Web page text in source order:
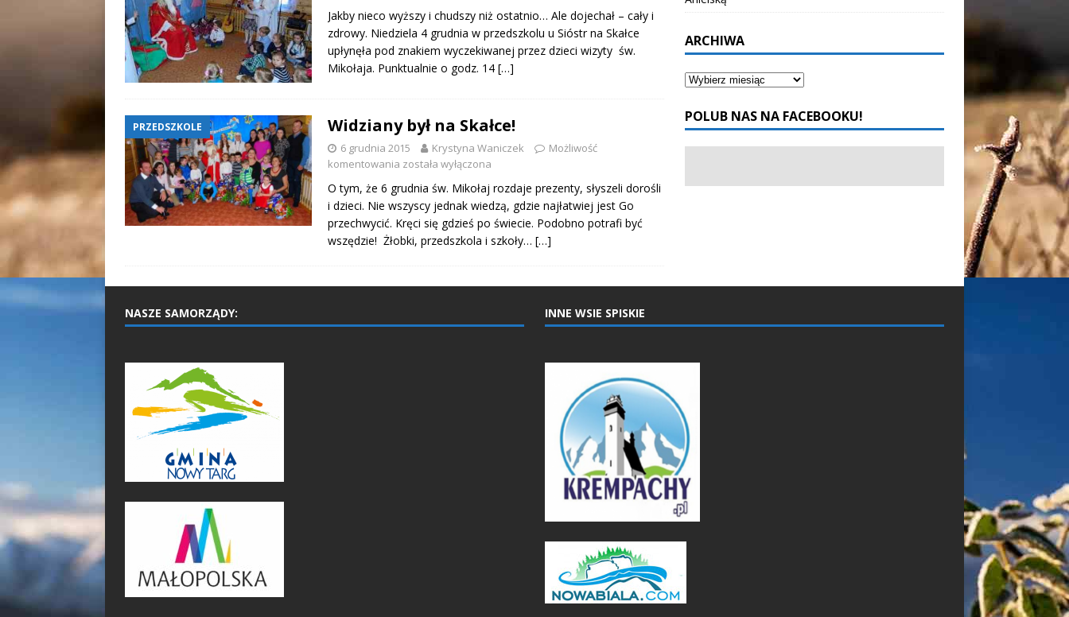
Jakby nieco wyższy i chudszy niż ostatnio… Ale dojechał – cały i
zdrowy. Niedziela 4 grudnia w przedszkolu u Sióstr na Skałce
upłynęła pod znakiem wyczekiwanej przez dzieci wizyty św.
Mikołaja. Punktualnie o godz. 14 […]
PRZEDSZKOLE Widziany był na Skałce!
6 grudnia 2015 Krystyna Waniczek
Możliwość
komentowania została wyłączona
O tym, że 6 grudnia św. Mikołaj rozdaje prezenty, słyszeli dorośli
i dzieci. Nie wszyscy jednak wiedzą, gdzie najłatwiej jest Go
przechwycić. Kręci się gdzieś po świecie. Podobno potrafi być
wszędzie! Żłobki, przedszkola i szkoły… […]
ARCHIWA
POLUB NAS NA FACEBOOKU!
NASZE SAMORZĄDY: INNE WSIE SPISKIE